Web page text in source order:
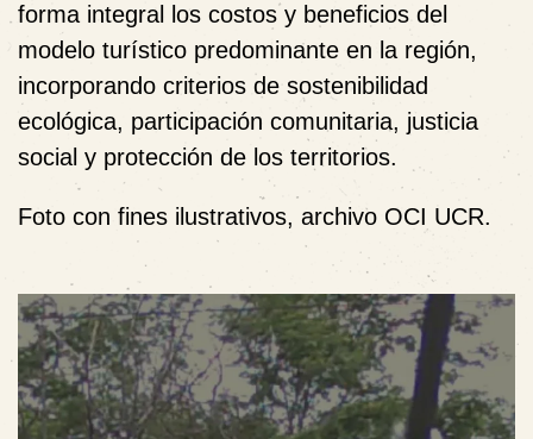
forma integral los costos y beneficios del
modelo turístico predominante en la región,
incorporando criterios de sostenibilidad
ecológica, participación comunitaria, justicia
social y protección de los territorios.
Foto con fines ilustrativos, archivo OCI UCR.